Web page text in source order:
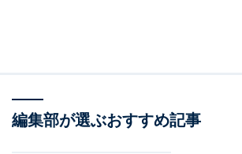
編集部が選ぶおすすめ記事